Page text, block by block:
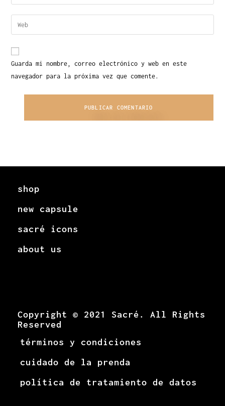
Guarda mi nombre, correo electrónico y web en este
navegador para la próxima vez que comente.
shop
new capsule
sacré icons
about us
Copyright © 2021 Sacré. All Rights
Reserved
términos y condiciones
cuidado de la prenda
política de tratamiento de datos